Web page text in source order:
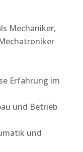
Mechaniker,
Erfahrung im
und Betrieb
und